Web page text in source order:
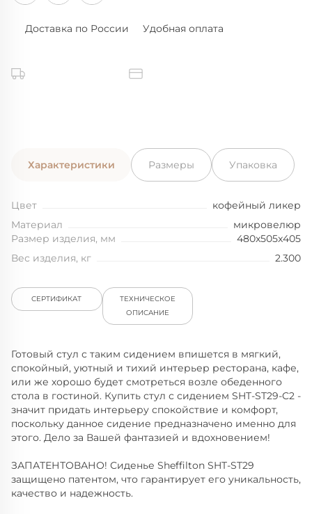
Доставка по России Удобная оплата
Характеристики Размеры Упаковка
Цвет
кофейный ликер
Материал
микровелюр
Размер изделия, мм
480x505x405
Вес изделия, кг
2.300
СЕРТИФИКАТ
ТЕХНИЧЕСКОЕ
ОПИСАНИЕ
Готовый стул с таким сидением впишется в мягкий,
спокойный, уютный и тихий интерьер ресторана, кафе,
или же хорошо будет смотреться возле обеденного
стола в гостиной. Купить стул с сидением SHT-ST29-C2 -
значит придать интерьеру спокойствие и комфорт,
поскольку данное сидение предназначено именно для
этого. Дело за Вашей фантазией и вдохновением!
ЗАПАТЕНТОВАНО! Сиденье Sheffilton SHT-ST29
защищено патентом, что гарантирует его уникальность,
качество и надежность.